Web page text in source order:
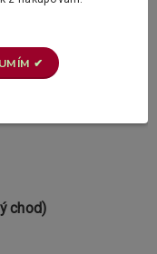
dokoupit také PVC
chod)
✔